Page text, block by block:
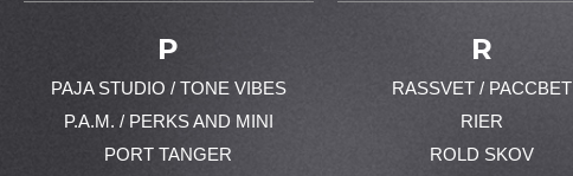
P
PAJA STUDIO / TONE VIBES
P.A.M. / PERKS AND MINI
PORT TANGER
R
RASSVET / PACCBET
RIER
ROLD SKOV